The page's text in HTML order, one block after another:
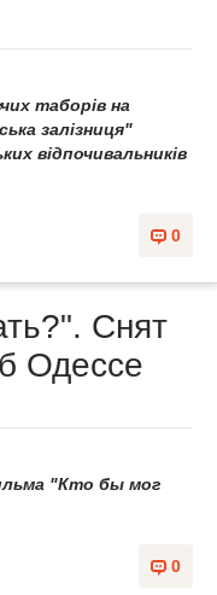
таборів на
залізниця"
відпочивальників
0
Снят
Одессе
"Кто бы мог
0